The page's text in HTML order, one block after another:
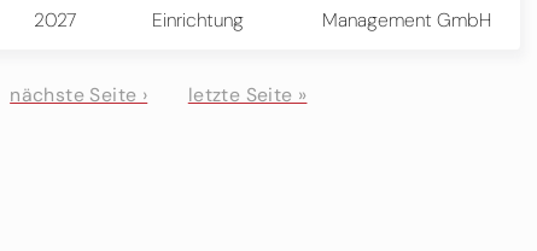
2027
Einrichtung
Management GmbH
nächste Seite › letzte Seite »